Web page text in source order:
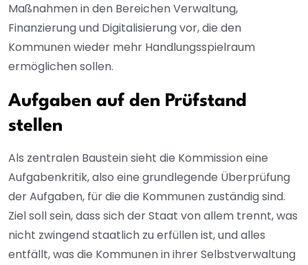
Maßnahmen in den Bereichen Verwaltung,
Finanzierung und Digitalisierung vor, die den
Kommunen wieder mehr Handlungsspielraum
ermöglichen sollen.
Aufgaben auf den Prüfstand
stellen
Als zentralen Baustein sieht die Kommission eine
Aufgabenkritik, also eine grundlegende Überprüfung
der Aufgaben, für die die Kommunen zuständig sind.
Ziel soll sein, dass sich der Staat von allem trennt, was
nicht zwingend staatlich zu erfüllen ist, und alles
entfällt, was die Kommunen in ihrer Selbstverwaltung